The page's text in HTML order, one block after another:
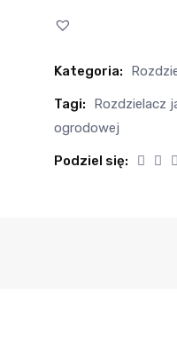
Kategoria:
Tagi: Rozdzielacz
ogrodowej
Podziel się: